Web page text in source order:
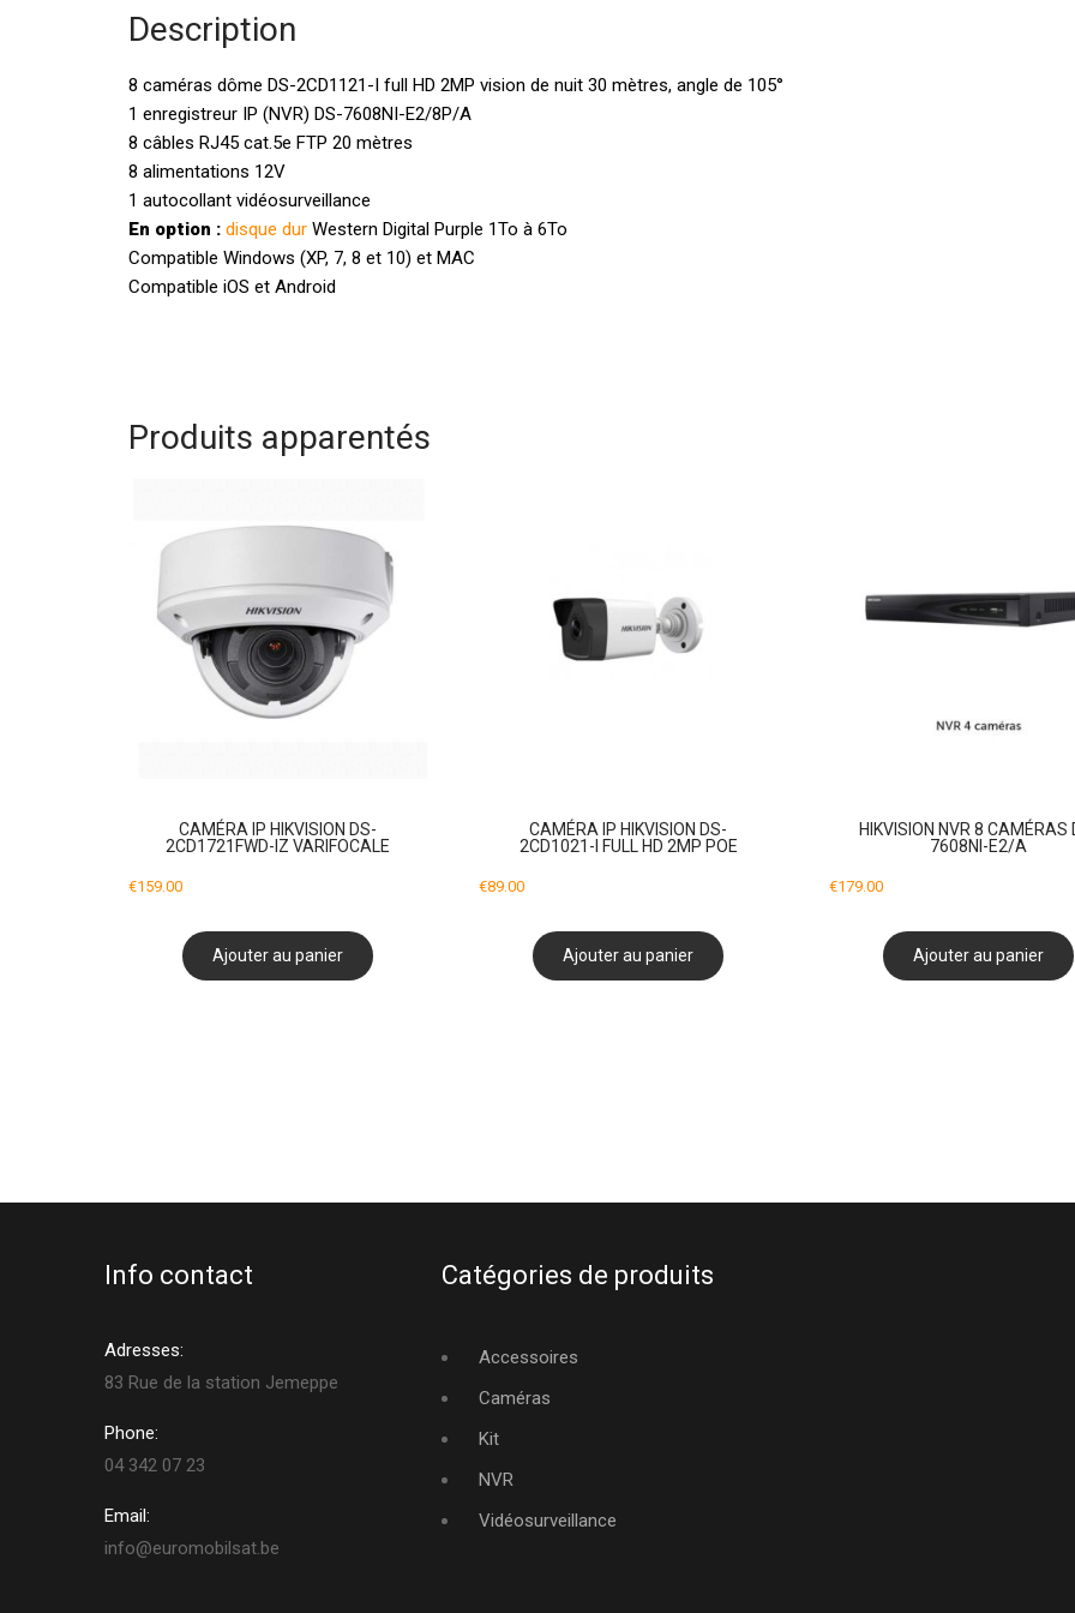
Description
8 caméras dôme DS-2CD1121-I full HD 2MP vision de nuit 30 mètres, angle de 105°
1 enregistreur IP (NVR) DS-7608NI-E2/8P/A
8 câbles RJ45 cat.5e FTP 20 mètres
8 alimentations 12V
1 autocollant vidéosurveillance
En option : disque dur Western Digital Purple 1To à 6To
Compatible Windows (XP, 7, 8 et 10) et MAC
Compatible iOS et Android
Produits apparentés
CAMÉRA IP HIKVISION DS-
2CD1721FWD-IZ VARIFOCALE
€159.00
Ajouter au panier
CAMÉRA IP HIKVISION DS-
2CD1021-I FULL HD 2MP POE
€89.00
Ajouter au panier
HIKVISION NVR 8 CAMÉRAS
7608NI-E2/A
€179.00
Ajouter au panier
Info contact
Adresses:
83 Rue de la station Jemeppe
Phone:
04 342 07 23
Email:
info@euromobilsat.be
Catégories de produits
Accessoires
Caméras
Kit
NVR
Vidéosurveillance